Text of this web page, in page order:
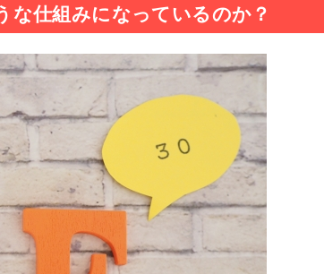
な仕組みになっているのか？